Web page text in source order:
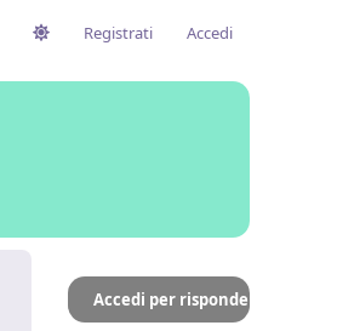
Registrati Accedi
Accedi per rispondere